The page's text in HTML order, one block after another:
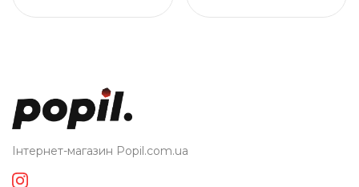
Інтернет-магазин Popil.com.ua